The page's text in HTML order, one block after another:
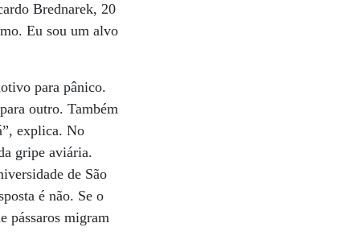
Brednarek, 20
Eu sou um alvo
para pânico.
outro. Também
explica. No
gripe aviária.
de São
é não. Se o
pássaros migram